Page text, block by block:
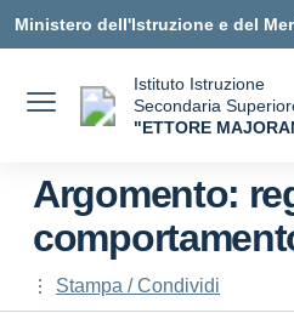
Ministero dell'Istruzione e del
Istituto Istruzione
Secondaria
"ETTORE
Argomento:
Stampa / Condividi